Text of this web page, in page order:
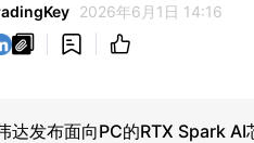
2026年6月1日 14:16
  
达发布面向PC的RTX Spark AI